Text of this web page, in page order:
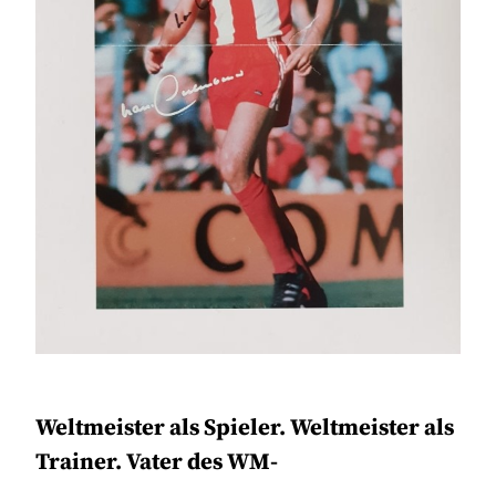
Weltmeister als Spieler. Weltmeister als
Trainer. Vater des WM-